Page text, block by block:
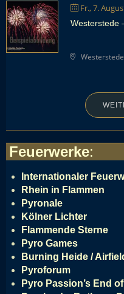
Fr., 7.
Westerstede
Feuerwerke:
Internationaler
Rhein in Flammen
Pyronale
Kölner Lichter
Flammende Sterne
Pyro Games
Burning Heide /
Pyroforum
Pyro Passion’s End